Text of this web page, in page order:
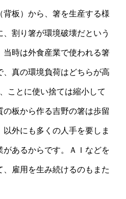
板）から、箸を生産する様
割り箸が環境破壊だという
時は外食産業で使われる箸
真の環境負荷はどちらが高
ことに使い捨ては縮小して
板から作る吉野の箸は歩留
外にも多くの人手を要しま
あるからです。ＡＩなどを
雇用を生み続けるのもまた